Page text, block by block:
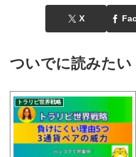
X
ついでに読みたい
トラリピ世界戦略